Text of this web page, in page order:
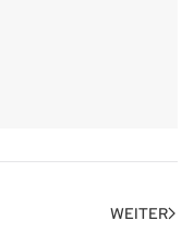
WEITER